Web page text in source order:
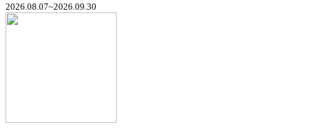
2026.08.07~2026.09.30